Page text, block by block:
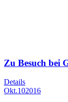
Zu Besuch bei
Details
Okt.102016